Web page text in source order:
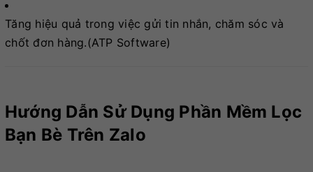
Tăng hiệu quả trong việc gửi tin nhắn, chăm sóc và
chốt đơn hàng.(ATP Software)
Hướng Dẫn Sử Dụng Phần Mềm Lọc
Bạn Bè Trên Zalo